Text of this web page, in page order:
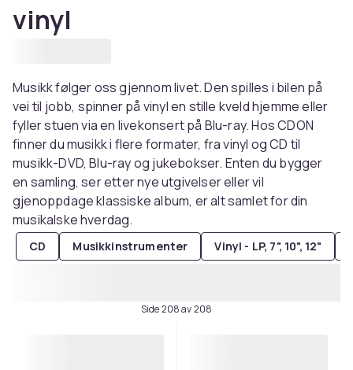
vinyl
Musikk følger oss gjennom livet. Den spilles i bilen på
vei til jobb, spinner på vinyl en stille kveld hjemme eller
fyller stuen via en livekonsert på Blu-ray. Hos CDON
finner du musikk i flere formater, fra vinyl og CD til
musikk-DVD, Blu-ray og jukebokser. Enten du bygger
en samling, ser etter nye utgivelser eller vil
gjenoppdage klassiske album, er alt samlet for din
musikalske hverdag.
CD Musikkinstrumenter Vinyl - LP, 7", 10", 12"
Side 208 av 208